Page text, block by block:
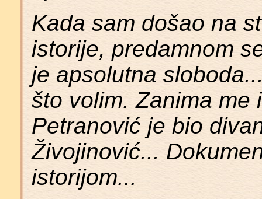
Kada sam došao na
istorije, predamnom
je apsolutna
što volim. Zanima me
Petranović je bio
Živojinović...
istorijom...